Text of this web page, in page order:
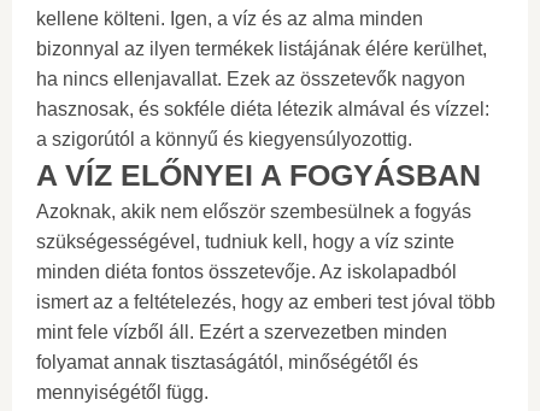
kellene költeni. Igen, a víz és az alma minden
bizonnyal az ilyen termékek listájának élére kerülhet,
ha nincs ellenjavallat. Ezek az összetevők nagyon
hasznosak, és sokféle diéta létezik almával és vízzel:
a szigorútól a könnyű és kiegyensúlyozottig.
A VÍZ ELŐNYEI A FOGYÁSBAN
Azoknak, akik nem először szembesülnek a fogyás
szükségességével, tudniuk kell, hogy a víz szinte
minden diéta fontos összetevője. Az iskolapadból
ismert az a feltételezés, hogy az emberi test jóval több
mint fele vízből áll. Ezért a szervezetben minden
folyamat annak tisztaságától, minőségétől és
mennyiségétől függ.